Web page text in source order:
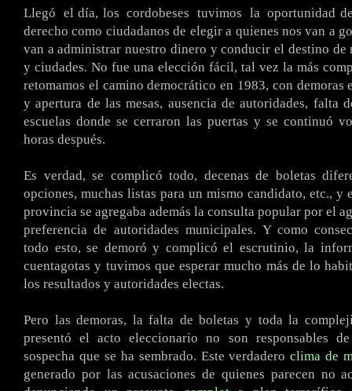
Llegó el día, los .cordobeses tuvimos la.oportunidad
derecho como ciudadanos de elegir a quienes nos van a
van a administrar nuestro dinero y conducir el destino de
y ciudades. No fue una elección fácil, tal vez la más
retomamos el camino democrático en 1983, con demoras
y apertura de las mesas, ausencia de autoridades, falta
escuelas donde se cerraron las puertas y se continuó
horas después.
Es verdad, se complicó todo, decenas de boletas
opciones, muchas listas para un mismo candidato, etc., y
provincia se agregaba además la consulta popular por el
preferencia de autoridades municipales. Y como
todo esto, se demoró y complicó el escrutinio, la
cuentagotas y tuvimos que esperar mucho más de lo
los resultados y autoridades electas.
Pero las demoras, la falta de boletas y toda la
presentó el acto eleccionario no son responsables
sospecha que se ha sembrado. Este verdaderoclima de
generado por las acusaciones de quienes parecen no